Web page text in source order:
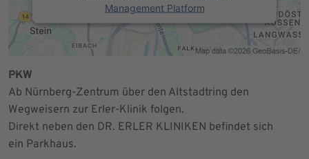
Management Platform
PKW
Ab Nürnberg-Zentrum über den Altstadtring den
Wegweisern zur Erler-Klinik folgen.
Direkt neben den DR. ERLER KLINIKEN befindet sich
ein Parkhaus.